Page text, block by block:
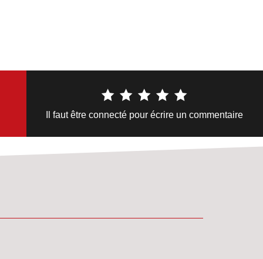
Il faut être connecté pour écrire un commentaire